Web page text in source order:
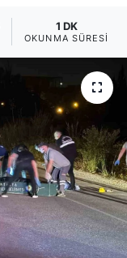
1 DK
OKUNMA SÜRESI